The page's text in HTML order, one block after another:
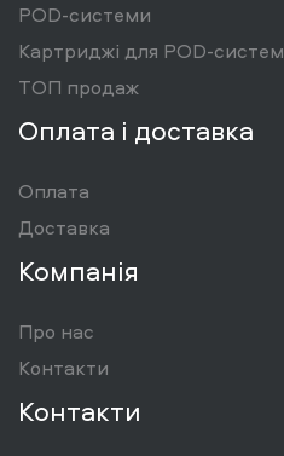
POD-системи
Картриджі для POD-систем
ТОП продаж
Оплата і доставка
Оплата
Доставка
Компанія
Про нас
Контакти
Контакти